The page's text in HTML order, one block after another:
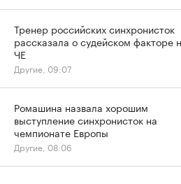
Тренер российских синхронисток
рассказала о судейском факторе
ЧЕ
Другие, 09:07
Ромашина назвала хорошим
выступление синхронисток на
чемпионате Европы
Другие, 08:06